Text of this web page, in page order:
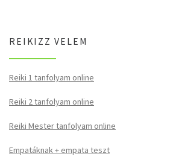
REIKIZZ VELEM
Reiki 1 tanfolyam online
Reiki 2 tanfolyam online
Reiki Mester tanfolyam online
Empatáknak + empata teszt